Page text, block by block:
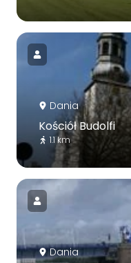
Dania
Kościół Budolfi
1.1 km
Dania